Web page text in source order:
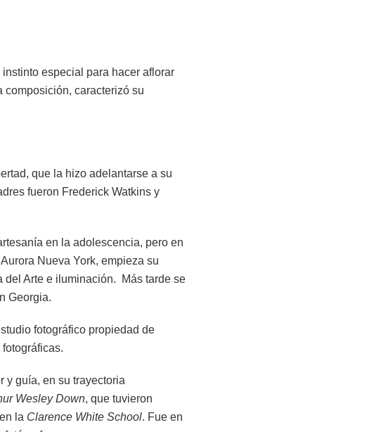
especial para hacer aflorar
composición, caracterizó su
que la hizo adelantarse a su
fueron Frederick Watkins y
en la adolescencia, pero en
Nueva York, empieza su
del Arte e iluminación. Más tarde se
Georgia.
fotográfico propiedad de
y guía, en su trayectoria
Wesley Down, que tuvieron
la Clarence White School. Fue en